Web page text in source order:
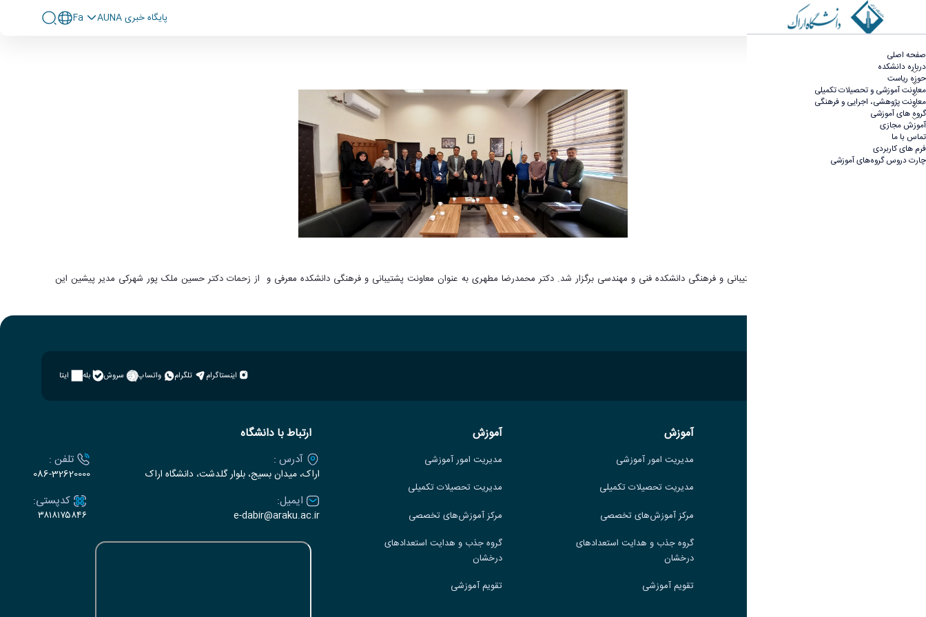
صفحه اصلی
درباره دانشکده
حوزه ریاست
معاونت آموزشی و تحصیلات تکمیلی
معاونت پژوهشی، اجرایی و فرهنگی
گروه های آموزشی
آموزش مجازی
تماس با ما
فرم های کاربردی
چارت دروس گروه‌های آموزشی
پايگاه خبری AUNA Fa
مراسم معارفه و تکریم معاونت پشتیبانی و فرهنگی دانشکده فنی و مهندسی برگزار شد. - دانشکده فنی مهندسی
مراسم معارفه و تکریم معاونت پشتیبانی و فرهنگی دانشکده فنی و مهندسی برگزار شد. دکتر محمدرضا مطهری به عنوان معاونت پشتیبانی و فرهنگی دانشکده معرفی و از زحمات دکتر حسین ملک پور شهرکی مدیر پیشین این
اینستاگرام تلگرام واتساپ سروش بله ایتا
آموزش
مدیریت امور آموزشی
مدیریت تحصیلات تکمیلی
مرکز آموزش‌های تخصصی
گروه جذب و هدایت استعدادهای
درخشان
تقویم آموزشی
آموزش
مدیریت امور آموزشی
مدیریت تحصیلات تکمیلی
مرکز آموزش‌های تخصصی
گروه جذب و هدایت استعدادهای
درخشان
تقویم آموزشی
ارتباط با دانشگاه
آدرس :
اراک، میدان بسیج، بلوار گلدشت، دانشگاه اراک
تلفن :
086-32620000
ایمیل:
e-dabir@araku.ac.ir
کدپستی:
۳۸۱۸۱۷۵۸۴۶